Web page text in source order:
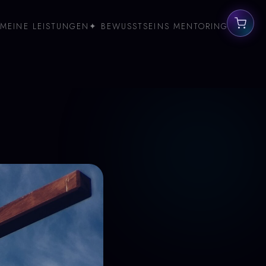
LEISTUNGEN ✦ BEWUSSTSEINS MENTORING